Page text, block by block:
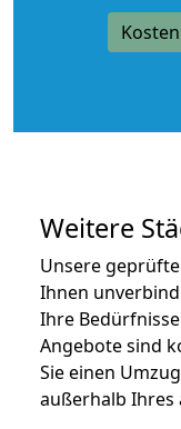
Weitere
Unsere
Ihnen
Ihre
Angebote sind
Sie einen
außerhalb Ihres